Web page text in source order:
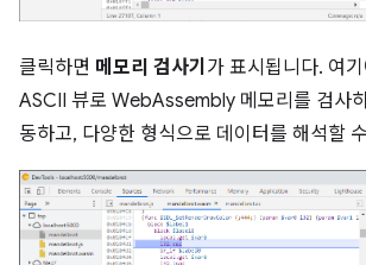
클릭하면 메모리 검사기 가 표시됩니다. 여
ASCII 뷰로 WebAssembly 메모리를 검사
동하고, 다양한 형식으로 데이터를 해석할